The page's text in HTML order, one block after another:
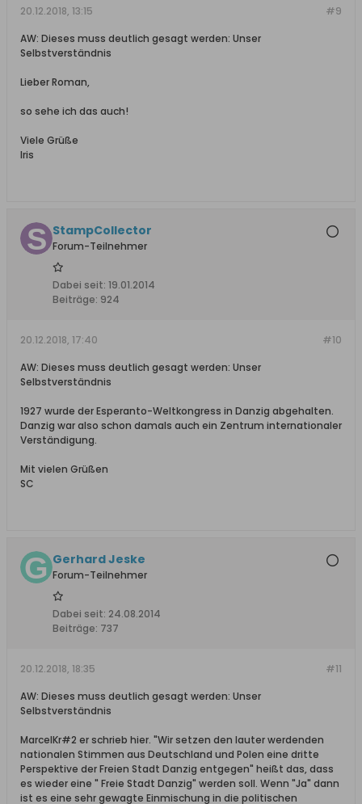
#9
20.12.2018, 13:15
AW: Dieses muss deutlich gesagt werden: Unser
Selbstverständnis
Lieber Roman,
so sehe ich das auch!
Viele Grüße
Iris
StampCollector
Forum-Teilnehmer
Dabei seit: 19.01.2014
Beiträge: 924
#10
20.12.2018, 17:40
AW: Dieses muss deutlich gesagt werden: Unser
Selbstverständnis
1927 wurde der Esperanto-Weltkongress in Danzig abgehalten.
Danzig war also schon damals auch ein Zentrum internationaler
Verständigung.
Mit vielen Grüßen
SC
Gerhard Jeske
Forum-Teilnehmer
Dabei seit: 24.08.2014
Beiträge: 737
#11
20.12.2018, 18:35
AW: Dieses muss deutlich gesagt werden: Unser
Selbstverständnis
MarcelKr#2 er schrieb hier. "Wir setzen den lauter werdenden
nationalen Stimmen aus Deutschland und Polen eine dritte
Perspektive der Freien Stadt Danzig entgegen" heißt das, dass
es wieder eine " Freie Stadt Danzig" werden soll. Wenn "Ja" dann
ist es eine sehr gewagte Einmischung in die politischen